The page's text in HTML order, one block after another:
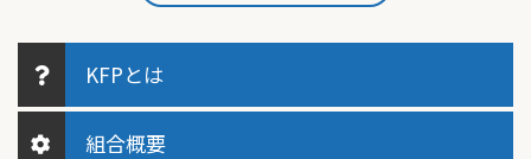
KFPとは
組合概要